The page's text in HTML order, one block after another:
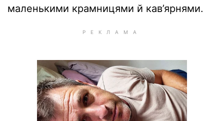
маленькими крамницями й кав’ярнями.